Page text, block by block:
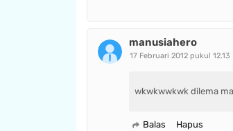
manusiahero
17 Februari 2012 pukul 12.13
wkwkwwkwk dilema
Balas Hapus